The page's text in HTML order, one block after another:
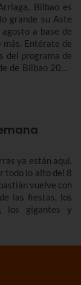
Bilbao es
grande su Aste
a base de
Entérate de
del programa de
de Bilbao 2026
ya están aquí.
todo lo alto del 8
vuelve con
las fiestas, los
los gigantes y